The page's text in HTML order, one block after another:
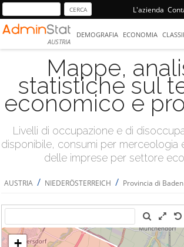
L'azienda
AUSTRIA
DEMOGRAFIA ECONOMIA
Mappe,
statistiche sul
economico e
Livelli di occupazione e di
disponibile, consumi per merceologia
delle imprese per settore
AUSTRIA / NIEDERÖSTERREICH / Provincia di Baden